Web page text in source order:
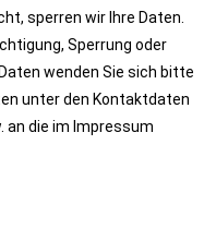
sperren wir Ihre Daten.
Sperrung oder
wenden Sie sich bitte
unter den Kontaktdaten
an die im Impressum